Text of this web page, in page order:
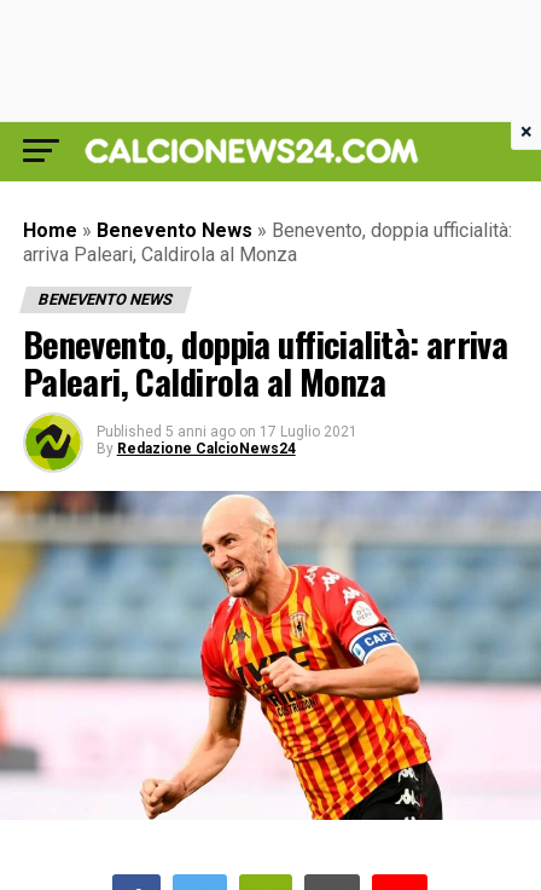
Home » Benevento News » Benevento, doppia ufficialità:
arriva Paleari, Caldirola al Monza
BENEVENTO NEWS
Benevento, doppia ufficialità: arriva
Paleari, Caldirola al Monza
Published 5 anni ago on 17 Luglio 2021
By Redazione CalcioNews24
×